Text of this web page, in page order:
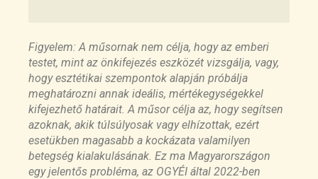
Results in More Body Fat Loss than
Carbohydrate Restriction in People with Obesity
https://pubmed.ncbi.nlm.nih.gov/26278052/
Low glycaemic index diets as an intervention for
obesity: a systematic review and meta-analysis
https://pubmed.ncbi.nlm.nih.gov/30460737/
Figyelem: A műsornak nem célja, hogy az emberi
testet, mint az önkifejezés eszközét vizsgálja, vagy,
hogy esztétikai szempontok alapján próbálja
meghatározni annak ideális, mértékegységekkel
kifejezhető határait. A műsor célja az, hogy segítsen
azoknak, akik túlsúlyosak vagy elhízottak, ezért
esetükben magasabb a kockázata valamilyen
betegség kialakulásának. Ez ma Magyarországon
egy jelentős probléma, az OGYÉI által 2022-ben